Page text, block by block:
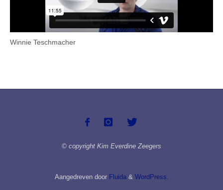
Winnie Teschmacher
© copyright Kim Everdine Zeegers
Aangedreven doorFluida& WordPress.